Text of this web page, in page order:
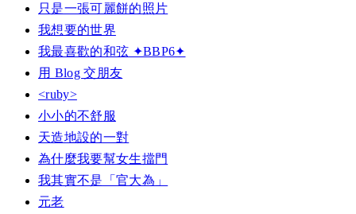
只是一張可麗餅的照片
我想要的世界
我最喜歡的和弦 ✦BBP6✦
用 Blog 交朋友
<ruby>
小小的不舒服
天造地設的一對
為什麼我要幫女生擋門
我其實不是「官大為」
元老